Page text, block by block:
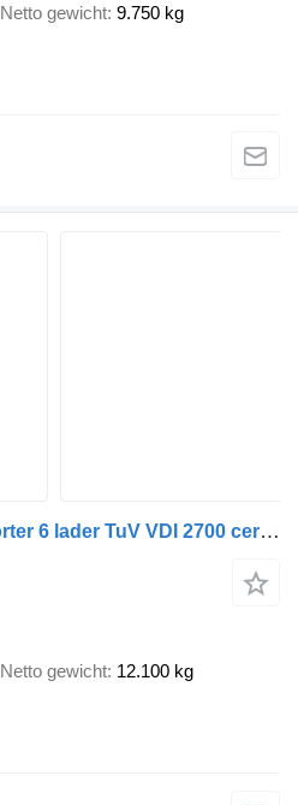
Netto gewicht 9.750 kg
STU Trailers Car transporter 6 lader TuV VDI 2700 certificate
Netto gewicht 12.100 kg